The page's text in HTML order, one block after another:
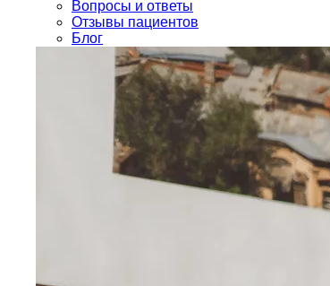
Вопросы и ответы
Отзывы пациентов
Блог